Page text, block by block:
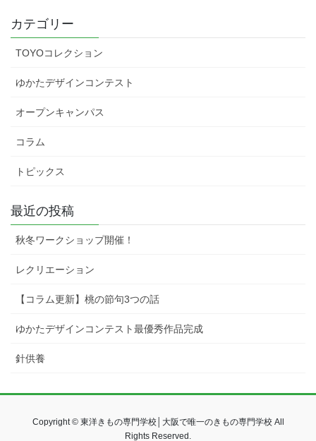
カテゴリー
TOYOコレクション
ゆかたデザインコンテスト
オープンキャンパス
コラム
トピックス
最近の投稿
秋冬ワークショップ開催！
レクリエーション
【コラム更新】桃の節句3つの話
ゆかたデザインコンテスト最優秀作品完成
針供養
Copyright © 東洋きもの専門学校│大阪で唯一のきもの専門学校 All
Rights Reserved.